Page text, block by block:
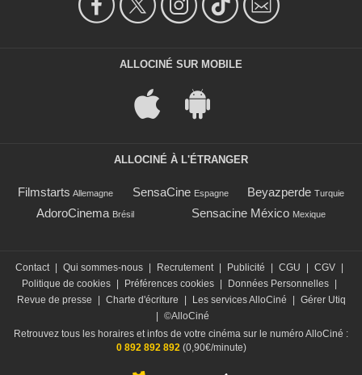
ALLOCINÉ SUR MOBILE
ALLOCINÉ À L'ÉTRANGER
Filmstarts Allemagne SensaCine Espagne Beyazperde Turquie
AdoroCinema Brésil Sensacine México Mexique
Contact Qui sommes-nous Recrutement Publicité CGU CGV
Politique de cookies
Préférences cookies Données Personnelles
Revue de presse
Charte d'écriture Les services AlloCiné
Gérer Utiq
©AlloCiné
Retrouvez tous les horaires et infos de votre cinéma sur le numéro AlloCiné :
0 892 892 892(0,90€/minute)